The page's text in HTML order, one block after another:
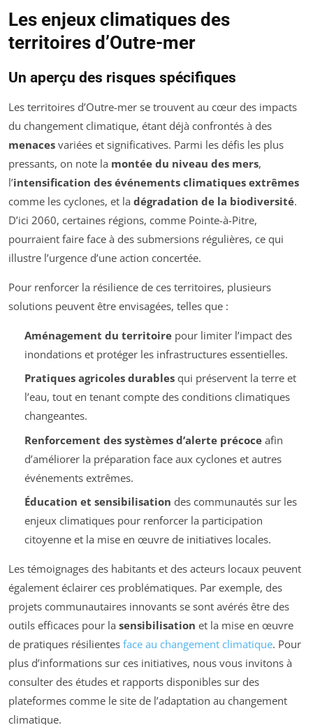
Les enjeux climatiques des
territoires d’Outre-mer
Un aperçu des risques spécifiques
Les territoires d’Outre-mer se trouvent au cœur des impacts
du changement climatique, étant déjà confrontés à des
menaces variées et significatives. Parmi les défis les plus
pressants, on note la montée du niveau des mers,
l’intensification des événements climatiques extrêmes
comme les cyclones, et la dégradation de la biodiversité.
D’ici 2060, certaines régions, comme Pointe-à-Pitre,
pourraient faire face à des submersions régulières, ce qui
illustre l’urgence d’une action concertée.
Pour renforcer la résilience de ces territoires, plusieurs
solutions peuvent être envisagées, telles que :
Aménagement du territoirepour limiter l’impact des
inondations et protéger les infrastructures essentielles.
Pratiques agricoles durablesqui préservent la terre et
l’eau, tout en tenant compte des conditions climatiques
changeantes.
Renforcement des systèmes d’alerte précoceafin
d’améliorer la préparation face aux cyclones et autres
événements extrêmes.
Éducation et sensibilisation des communautés sur les
enjeux climatiques pour renforcer la participation
citoyenne et la mise en œuvre de initiatives locales.
Les témoignages des habitants et des acteurs locaux peuvent
également éclairer ces problématiques. Par exemple, des
projets communautaires innovants se sont avérés être des
outils efficaces pour la sensibilisation et la mise en œuvre
de pratiques résilientes face au changement climatique. Pour
plus d’informations sur ces initiatives, nous vous invitons à
consulter des études et rapports disponibles sur des
plateformes comme le site de l’adaptation au changement
climatique.